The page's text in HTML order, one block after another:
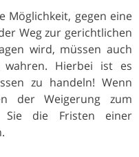
Möglichkeit, gegen eine
Weg zur gerichtlichen
wird, müssen auch
wahren. Hierbei ist es
zu handeln! Wenn
der Weigerung zum
Sie die Fristen einer